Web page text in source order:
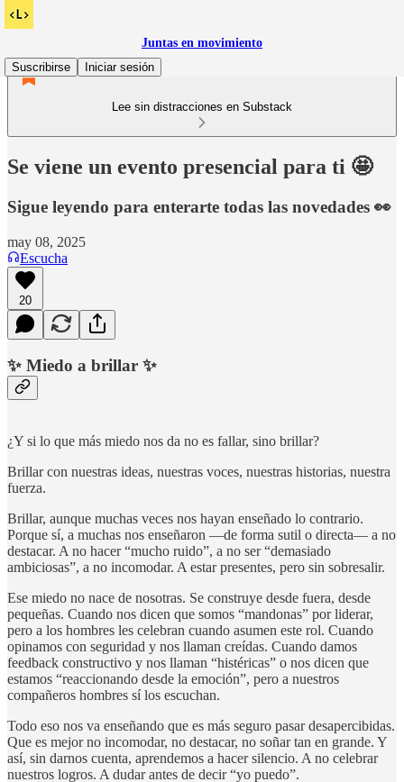
Juntas en movimiento
Suscribirse
Iniciar sesión
Lee sin distracciones en Substack
Se viene un evento presencial para ti 🤩
Sigue leyendo para enterarte todas las novedades 👀
may 08, 2025
Escucha
20
✨ Miedo a brillar ✨
¿Y si lo que más miedo nos da no es fallar, sino brillar?
Brillar con nuestras ideas, nuestras voces, nuestras historias, nuestra
fuerza.
Brillar, aunque muchas veces nos hayan enseñado lo contrario.
Porque sí, a muchas nos enseñaron —de forma sutil o directa— a no
destacar. A no hacer “mucho ruido”, a no ser “demasiado
ambiciosas”, a no incomodar. A estar presentes, pero sin sobresalir.
Ese miedo no nace de nosotras. Se construye desde fuera, desde
pequeñas. Cuando nos dicen que somos “mandonas” por liderar,
pero a los hombres les celebran cuando asumen este rol. Cuando
opinamos con seguridad y nos llaman creídas. Cuando damos
feedback constructivo y nos llaman “histéricas” o nos dicen que
estamos “reaccionando desde la emoción”, pero a nuestros
compañeros hombres sí los escuchan.
Todo eso nos va enseñando que es más seguro pasar desapercibidas.
Que es mejor no incomodar, no destacar, no soñar tan en grande. Y
así, sin darnos cuenta, aprendemos a hacer silencio. A no celebrar
nuestros logros. A dudar antes de decir “yo puedo”.